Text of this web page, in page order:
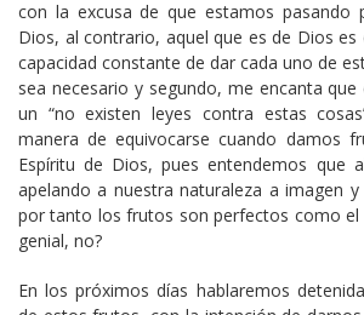
con la excusa de que estamos pasando
Dios, al contrario, aquel que es de Dios es
capacidad constante de dar cada uno de
sea necesario y segundo, me encanta
un “no existen leyes contra estas
manera de equivocarse cuando damos
Espíritu de Dios, pues entendemos que
apelando a nuestra naturaleza a imagen
por tanto los frutos son perfectos como el
genial, no?
En los próximos días hablaremos